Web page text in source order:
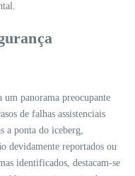
panorama preocupante
de falhas assistenciais
a ponta do iceberg,
devidamente reportados ou
identificados, destacam-se